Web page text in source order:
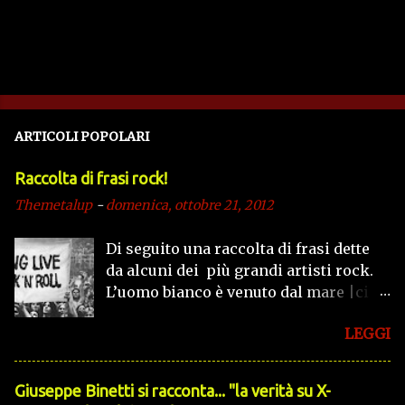
ARTICOLI POPOLARI
Raccolta di frasi rock!
Themetalup -domenica, ottobre 21, 2012
Di seguito una raccolta di frasi dette
da alcuni dei più grandi artisti rock.
L’uomo bianco è venuto dal mare |ci
religione |ci ha preso la selvaggina
per i suoi bisogni. (Iron Maiden in Run
To The Hills) Fra il bene e il male c’è
LEGGI
Giuseppe Binetti si racconta..​. "la verità su X-